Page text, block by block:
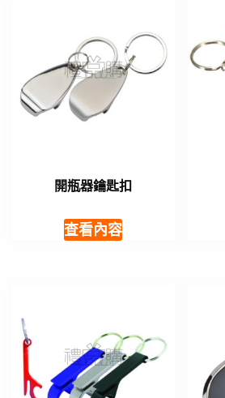
開瓶器鑰匙扣
查看內容